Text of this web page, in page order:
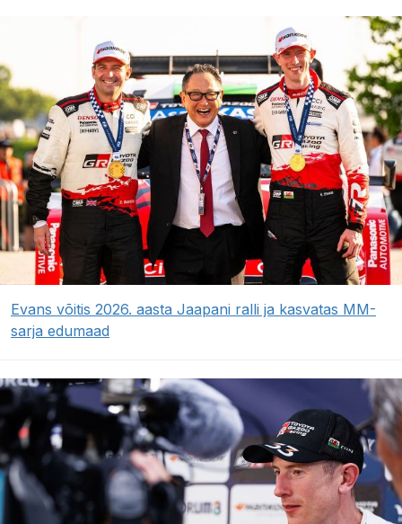
Evans võitis 2026. aasta Jaapani ralli ja kasvatas MM-
sarja edumaad